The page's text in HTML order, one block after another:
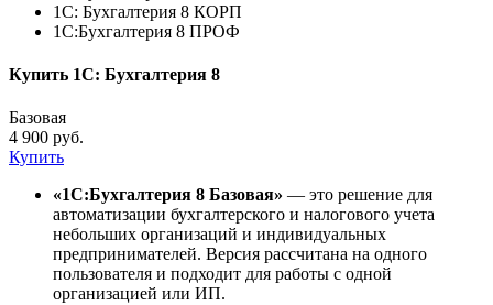
1С: Бухгалтерия 8 КОРП
1С:Бухгалтерия 8 ПРОФ
Купить 1С: Бухгалтерия 8
Базовая
4 900 руб.
Купить
«1С:Бухгалтерия 8 Базовая» — это решение для
автоматизации бухгалтерского и налогового учета
небольших организаций и индивидуальных
предпринимателей. Версия рассчитана на одного
пользователя и подходит для работы с одной
организацией или ИП.